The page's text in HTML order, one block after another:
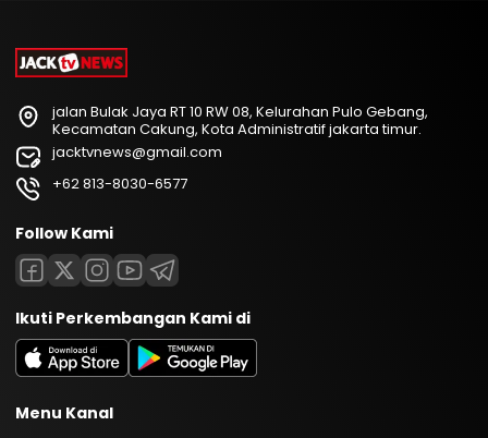
jalan Bulak Jaya RT 10 RW 08, Kelurahan Pulo Gebang,
Kecamatan Cakung, Kota Administratif jakarta timur.
jacktvnews@gmail.com
+62 813-8030-6577
Follow Kami
Ikuti Perkembangan Kami di
Menu Kanal